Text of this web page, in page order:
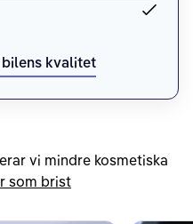
kvalitet
vi mindre kosmetiska
som brist